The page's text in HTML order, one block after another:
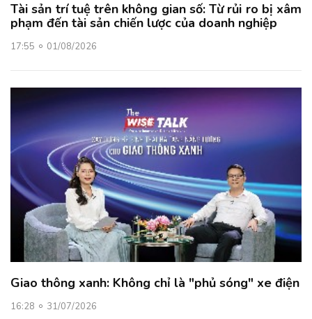
Tài sản trí tuệ trên không gian số: Từ rủi ro bị xâm
phạm đến tài sản chiến lược của doanh nghiệp
17:55 01/08/2026
Giao thông xanh: Không chỉ là "phủ sóng" xe điện
16:28 31/07/2026